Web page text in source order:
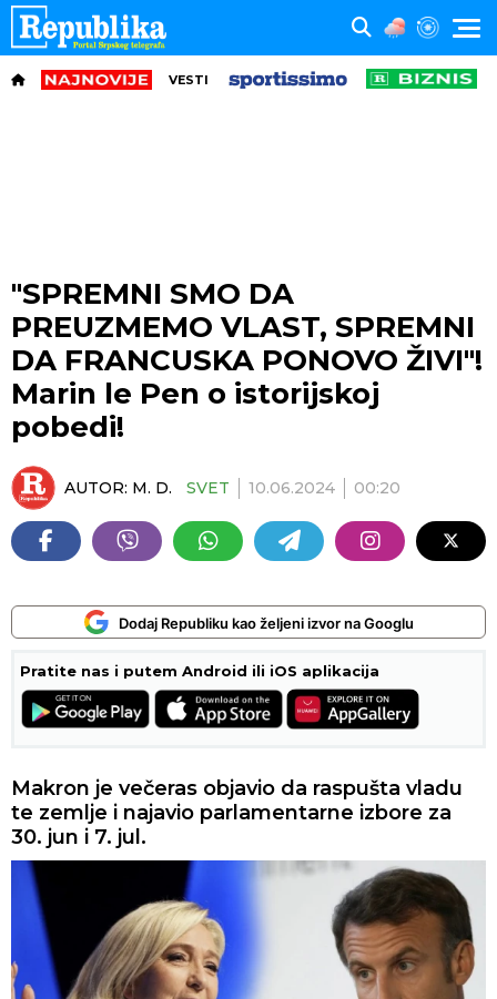
VESTI
"SPREMNI SMO DA
PREUZMEMO VLAST, SPREMNI
DA FRANCUSKA PONOVO ŽIVI"!
Marin le Pen o istorijskoj
pobedi!
AUTOR: M. D. SVET 10.06.2024 00:20
Dodaj Republiku kao željeni izvor na Googlu
Pratite nas i putem Android ili iOS aplikacija
Makron je večeras objavio da raspušta vladu
te zemlje i najavio parlamentarne izbore za
30. jun i 7. jul.